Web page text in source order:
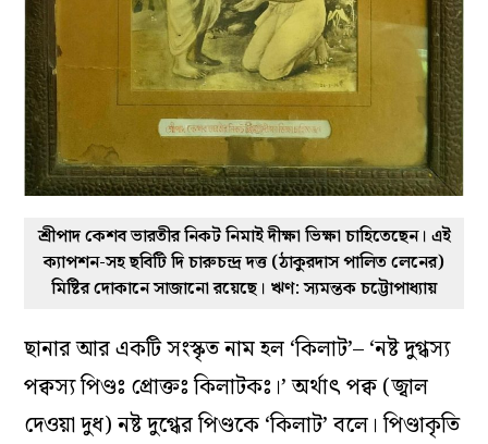
শ্রীপাদ কেশব ভারতীর নিকট নিমাই দীক্ষা ভিক্ষা চাহিতেছেন। এই
ক্যাপশন-সহ ছবিটি দি চারুচন্দ্র দত্ত (ঠাকুরদাস পালিত লেনের)
মিষ্টির দোকানে সাজানো রয়েছে। ঋণ: স্যমন্তক চট্টোপাধ্যায়
ছানার আর একটি সংস্কৃত নাম হল ‘কিলাট’– ‘নষ্ট দুগ্ধস‌্য
পক্বস‌্য পিণ্ডঃ প্রোক্তঃ কিলাটকঃ।’ অর্থাৎ পক্ব (জ্বাল
দেওয়া দুধ) নষ্ট দুগ্ধের পিণ্ডকে ‘কিলাট’ বলে। পিণ্ডাকৃতি